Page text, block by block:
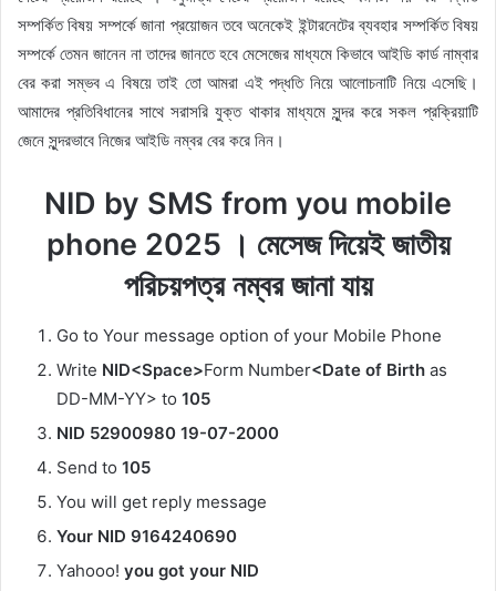
সম্পর্কিত বিষয় সম্পর্কে জানা প্রয়োজন তবে অনেকেই ইন্টারনেটের ব্যবহার সম্পর্কিত বিষয়
সম্পর্কে তেমন জানেন না তাদের জানতে হবে মেসেজের মাধ্যমে কিভাবে আইডি কার্ড নাম্বার
বের করা সম্ভব এ বিষয়ে তাই তো আমরা এই পদ্ধতি নিয়ে আলোচনাটি নিয়ে এসেছি।
আমাদের প্রতিবিধানের সাথে সরাসরি যুক্ত থাকার মাধ্যমে সুন্দর করে সকল প্রক্রিয়াটি
জেনে সুন্দরভাবে নিজের আইডি নম্বর বের করে নিন।
NID by SMS from you mobile
phone 2025 । মেসেজ দিয়েই জাতীয়
পরিচয়পত্র নম্বর জানা যায়
Go to Your message option of your Mobile Phone
Write NID<Space>Form Number<Date of Birth as
DD-MM-YY> to 105
NID 52900980 19-07-2000
Send to 105
You will get reply message
Your NID 9164240690
Yahooo! you got your NID